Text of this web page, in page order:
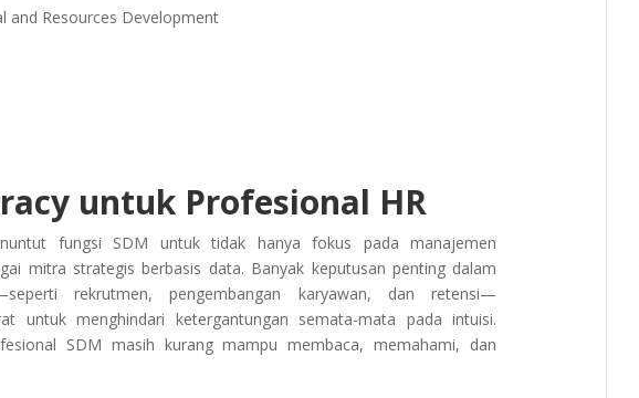
and Resources Development
untuk Profesional HR
fungsi SDM untuk tidak hanya fokus pada manajemen
mitra strategis berbasis data. Banyak keputusan penting dalam
rekrutmen, pengembangan karyawan, dan retensi—
untuk menghindari ketergantungan semata-mata pada intuisi.
SDM masih kurang mampu membaca, memahami, dan